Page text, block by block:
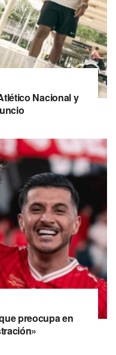
Nacional y
preocupa en